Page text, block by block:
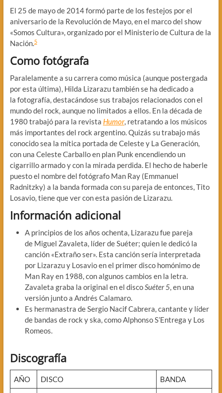
El 25 de mayo de 2014 formó parte de los festejos por el
aniversario de la Revolución de Mayo, en el marco del show
«Somos Cultura», organizado por el Ministerio de Cultura de la
Nación.5
Como fotógrafa
Paralelamente a su carrera como música (aunque postergada
por esta última), Hilda Lizarazu también se ha dedicado a
la fotografía, destacándose sus trabajos relacionados con el
mundo del rock, aunque no limitados a ellos. En la década de
1980 trabajó para la revista Humor, retratando a los músicos
más importantes del rock argentino. Quizás su trabajo más
conocido sea la mítica portada de Celeste y La Generación,
con una Celeste Carballo en plan Punk encendiendo un
cigarrillo armado y con la mirada perdida. El hecho de haberle
puesto el nombre del fotógrafo Man Ray (Emmanuel
Radnitzky) a la banda formada con su pareja de entonces, Tito
Losavio, tiene que ver con esta pasión de Lizarazu.
Información adicional
A principios de los años ochenta, Lizarazu fue pareja
de Miguel Zavaleta, líder de Suéter; quien le dedicó la
canción «Extraño ser». Esta canción sería interpretada
por Lizarazu y Losavio en el primer disco homónimo de
Man Ray en 1988, con algunos cambios en la letra.
Zavaleta graba la original en el discoSuéter 5, en una
versión junto a Andrés Calamaro.
Es hermanastra de Sergio Nacif Cabrera, cantante y líder
de bandas de rock y ska, como Alphonso S’Entrega y Los
Romeos.
Discografía
AÑO DISCO BANDA